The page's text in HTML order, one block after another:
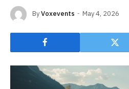
ByVoxevents May 4, 2026